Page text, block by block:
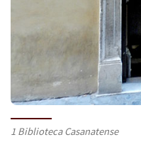
1 Biblioteca Casanatense